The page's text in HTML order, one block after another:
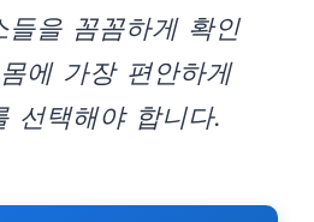
들을 꼼꼼하게 확인
에 가장 편안하게
선택해야 합니다.